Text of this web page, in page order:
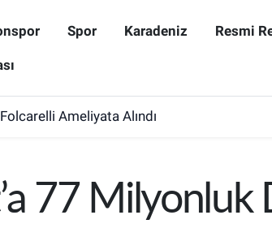
Spor Karadeniz Resmi
Ameliyata Alındı
77